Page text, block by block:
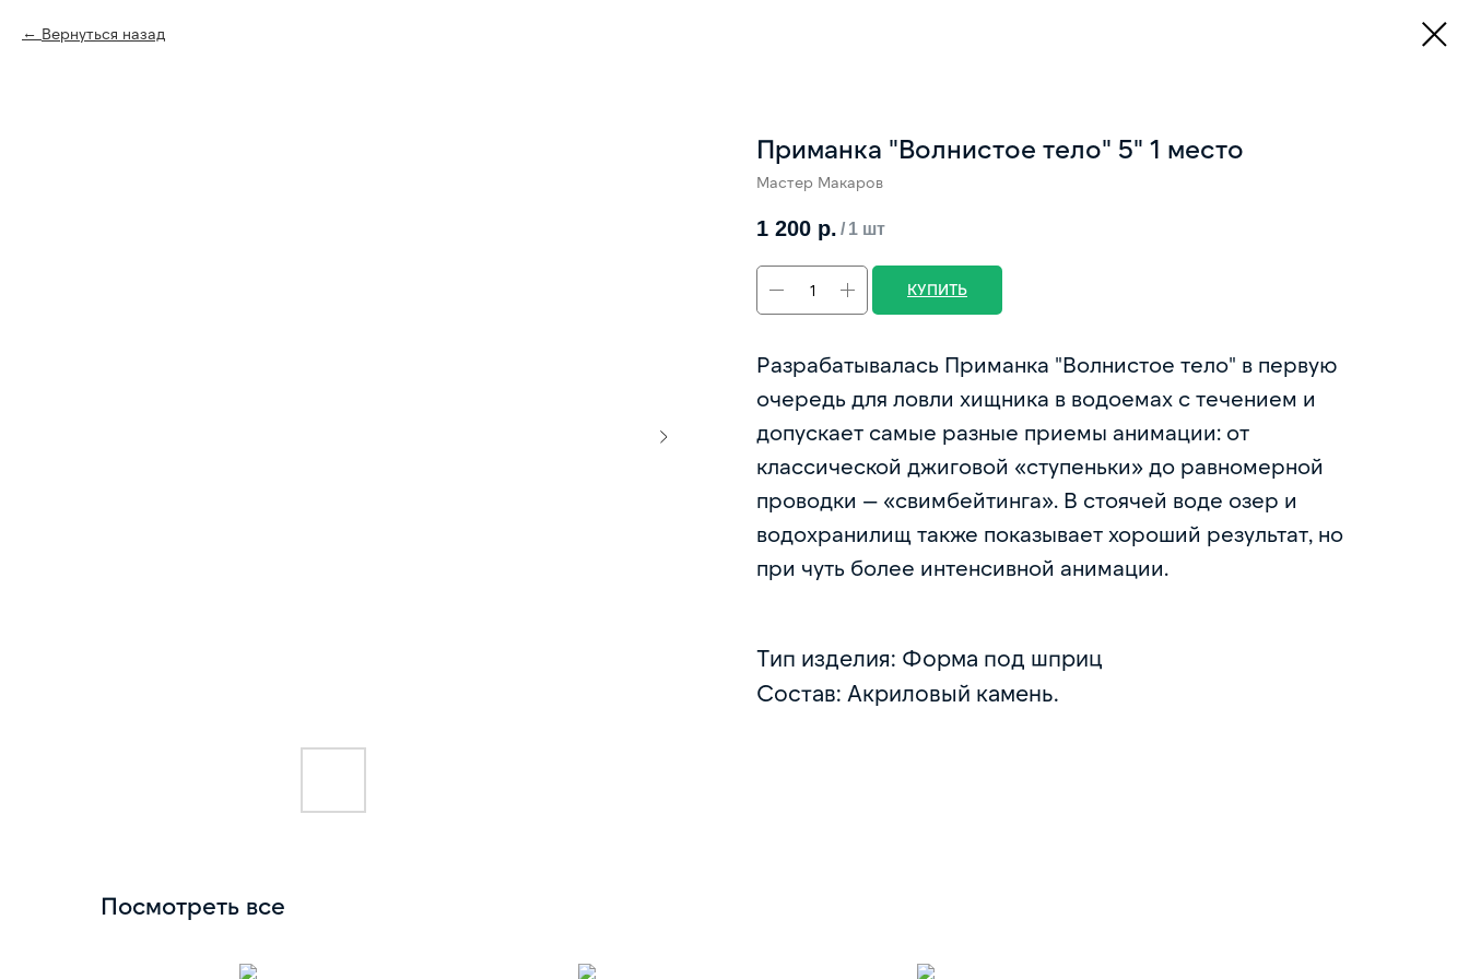
Вернуться назад
Приманка "Волнистое тело" 5" 1 место
Мастер Макаров
1 200 р. / 1 шт
КУПИТЬ
Разрабатывалась Приманка "Волнистое тело" в первую
очередь для ловли хищника в водоемах с течением и
допускает самые разные приемы анимации: от
классической джиговой «ступеньки» до равномерной
проводки — «свимбейтинга». В стоячей воде озер и
водохранилищ также показывает хороший результат, но
при чуть более интенсивной анимации.
Тип изделия: Форма под шприц
Состав: Акриловый камень.
Посмотреть все